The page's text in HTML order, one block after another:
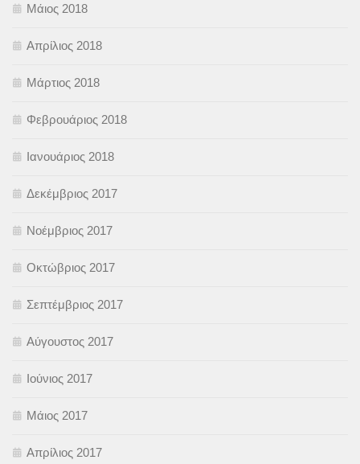
Μάιος 2018
Απρίλιος 2018
Μάρτιος 2018
Φεβρουάριος 2018
Ιανουάριος 2018
Δεκέμβριος 2017
Νοέμβριος 2017
Οκτώβριος 2017
Σεπτέμβριος 2017
Αύγουστος 2017
Ιούνιος 2017
Μάιος 2017
Απρίλιος 2017